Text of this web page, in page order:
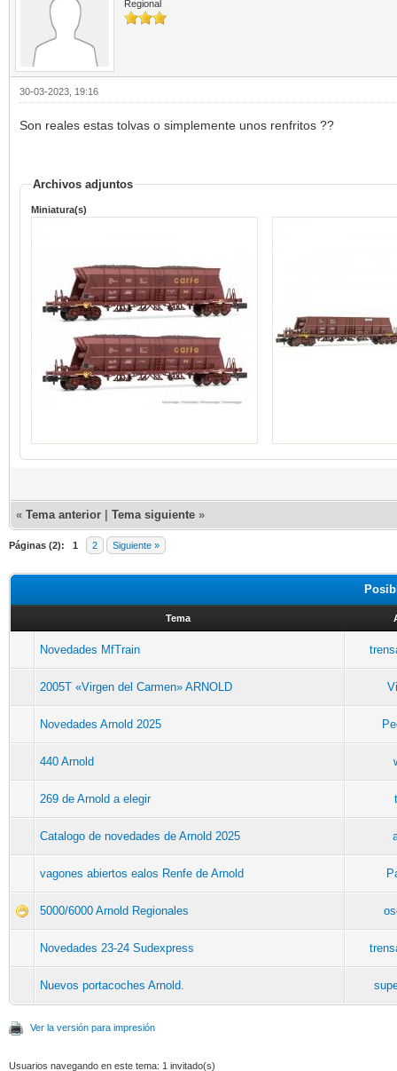
Regional
30-03-2023, 19:16
Son reales estas tolvas o simplemente unos renfritos ??
Archivos adjuntos
Miniatura(s)
« Tema anterior | Tema siguiente »
Páginas (2): 1 2 Siguiente »
Tema
Novedades MfTrain
2005T «Virgen del Carmen» ARNOLD
Novedades Arnold 2025
440 Arnold
269 de Arnold a elegir
Catalogo de novedades de Arnold 2025
vagones abiertos ealos Renfe de Arnold
5000/6000 Arnold Regionales
Novedades 23-24 Sudexpress
Nuevos portacoches Arnold.
Ver la versión para impresión
Usuarios navegando en este tema: 1 invitado(s)